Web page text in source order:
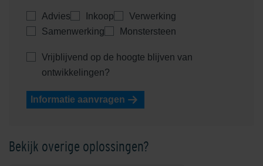
Advies Inkoop
Verwerking
Samenwerking
Monstersteen
Vrijblijvend op de hoogte blijven van
ontwikkelingen?
Informatie aanvragen
Bekijk overige oplossingen?